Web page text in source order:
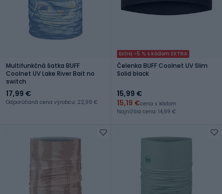
Multifunkčná šatka BUFF
Coolnet UV Lake River Bait no
switch
17,99 €
Odporúčaná cena výrobcu: 22,99 €
Extra -5 % s kódom EXTRA
Čelenka BUFF Coolnet UV Slim
Solid black
15,99 €
15,19 €cena s kódom
Najnižšia cena: 14,99 €